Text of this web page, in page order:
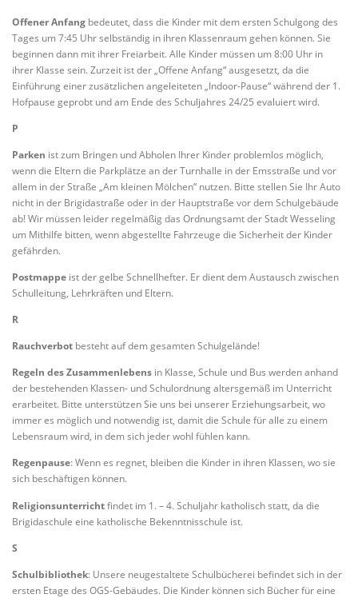
Offener Anfang bedeutet, dass die Kinder mit dem ersten Schulgong des
Tages um 7:45 Uhr selbständig in ihren Klassenraum gehen können. Sie
beginnen dann mit ihrer Freiarbeit. Alle Kinder müssen um 8:00 Uhr in
ihrer Klasse sein. Zurzeit ist der „Offene Anfang“ ausgesetzt, da die
Einführung einer zusätzlichen angeleiteten „Indoor-Pause“ während der 1.
Hofpause geprobt und am Ende des Schuljahres 24/25 evaluiert wird.
P
Parken ist zum Bringen und Abholen Ihrer Kinder problemlos möglich,
wenn die Eltern die Parkplätze an der Turnhalle in der Emsstraße und vor
allem in der Straße „Am kleinen Mölchen“ nutzen. Bitte stellen Sie Ihr Auto
nicht in der Brigidastraße oder in der Hauptstraße vor dem Schulgebäude
ab! Wir müssen leider regelmäßig das Ordnungsamt der Stadt Wesseling
um Mithilfe bitten, wenn abgestellte Fahrzeuge die Sicherheit der Kinder
gefährden.
Postmappe ist der gelbe Schnellhefter. Er dient dem Austausch zwischen
Schulleitung, Lehrkräften und Eltern.
R
Rauchverbot besteht auf dem gesamten Schulgelände!
Regeln des Zusammenlebens in Klasse, Schule und Bus werden anhand
der bestehenden Klassen- und Schulordnung altersgemäß im Unterricht
erarbeitet. Bitte unterstützen Sie uns bei unserer Erziehungsarbeit, wo
immer es möglich und notwendig ist, damit die Schule für alle zu einem
Lebensraum wird, in dem sich jeder wohl fühlen kann.
Regenpause: Wenn es regnet, bleiben die Kinder in ihren Klassen, wo sie
sich beschäftigen können.
Religionsunterrichtfindet im 1. – 4. Schuljahr katholisch statt, da die
Brigidaschule eine katholische Bekenntnisschule ist.
S
Schulbibliothek: Unsere neugestaltete Schulbücherei befindet sich in der
ersten Etage des OGS-Gebäudes. Die Kinder können sich Bücher für eine